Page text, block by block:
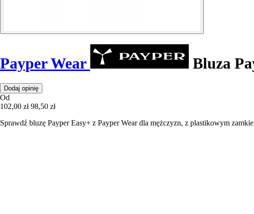
Payper Wear Bluza
Dodaj opinię
Od
102,00 zł 98,50 zł
Sprawdź bluzę Payper Easy+ z Payper Wear dla mężczyzn, z plastikowym